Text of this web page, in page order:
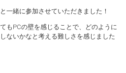
一緒に参加させていただきました！
もPCの壁を感じることで、どのように
ないかなと考える難しさを感じました